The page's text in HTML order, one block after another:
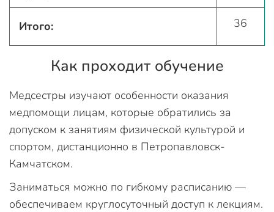
Итого: 36
Как проходит обучение
Медсестры изучают особенности оказания
медпомощи лицам, которые обратились за
допуском к занятиям физической культурой и
спортом, дистанционно в Петропавловск-
Камчатском.
Заниматься можно по гибкому расписанию —
обеспечиваем круглосуточный доступ к лекциям.